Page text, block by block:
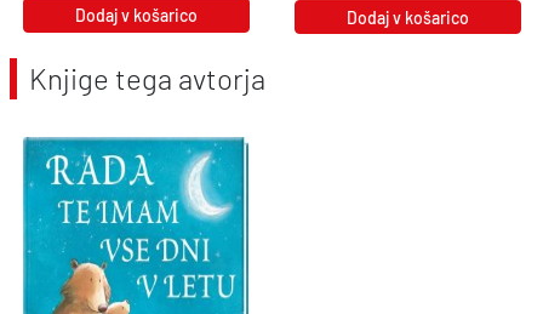
Dodaj v košarico
Dodaj v košarico
Knjige tega avtorja